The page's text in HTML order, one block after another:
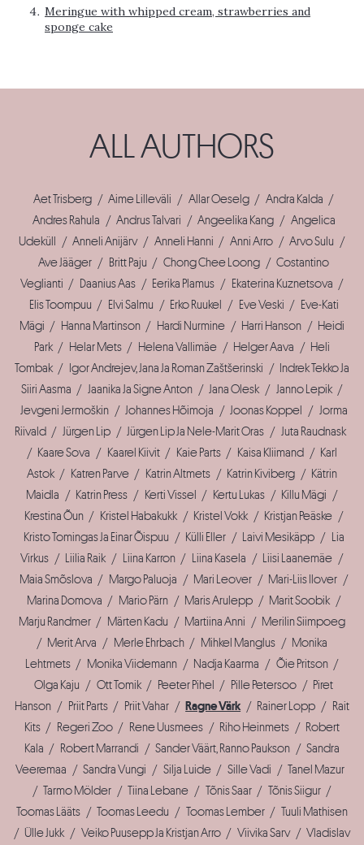
Meringue with whipped cream, strawberries and
sponge cake
ALL AUTHORS
Aet Trisberg / Aime Lilleväli / Allar Oeselg / Andra Kalda /
Andres Rahula / Andrus Talvari / Angeelika Kang / Angelica
Udeküll
/ Anneli Anijärv / Anneli Hanni / Anni Arro / Arvo Sulu /
Ave Jääger / Britt Paju / Chong Chee Loong / Costantino
Veglianti / Daanius Aas / Eerika Plamus / Ekaterina Kuznetsova /
Elis Toompuu / Elvi Salmu / Erko Ruukel / Eve Veski / Eve-Kati
Mägi / Hanna Martinson / Hardi Nurmine / Harri Hanson / Heidi
Park / Helar Mets / Helena Vallimäe / Helger Aava / Heli
Tombak / Igor Andrejev, Jana Ja Roman Zaštšerinski /
Indrek Tekko Ja
Siiri Aasma / Jaanika Ja Signe Anton / Jana Olesk / Janno Lepik /
Jevgeni Jermoškin / Johannes Hõimoja / Joonas Koppel / Jorma
Riivald / Jürgen Lip / Jürgen Lip Ja Nele-Marit Oras / Juta Raudnask
/ Kaare Sova / Kaarel Kiivit / Kaie Parts / Kaisa Kliimand / Karl
Astok / Katren Parve / Katrin Altmets / Katrin Kiviberg / Kätrin
Maidla / Katrin Press / Kerti Vissel / Kertu Lukas / Killu Mägi /
Krestina Õun / Kristel Habakukk / Kristel Vokk / Kristjan Peäske /
Kristo Tomingas Ja Einar Õispuu / Külli Eller / Laivi Mesikäpp / Lia
Virkus / Liilia Raik / Liina Karron / Liina Kasela / Liisi Laanemäe /
Maia Smõslova / Margo Paluoja / Mari Leover / Mari-Liis Ilover /
Marina Domova / Mario Pärn / Maris Arulepp / Marit Soobik /
Marju Randmer / Märten Kadu / Martiina Anni / Merilin Siimpoeg
/ Merit Arva / Merle Ehrbach / Mihkel Manglus / Monika
Lehtmets / Monika Viidemann / Nadja Kaarma / Õie Pritson /
Olga Kaju / Ott Tomik / Peeter Pihel / Pille Petersoo / Piret
Hanson / Priit Parts / Priit Vahar / Ragne Värk / Rainer Lopp / Rait
Kits / Regeri Zoo / Rene Uusmees / Riho Heinmets / Robert
Kala / Robert Marrandi / Sander Väärt, Ranno Paukson / Sandra
Veeremaa / Sandra Vungi / Silja Luide / Sille Vadi / Tanel Mazur
/ Tarmo Mölder / Tiina Lebane / Tõnis Saar / Tõnis Siigur /
Toomas Lääts / Toomas Leedu / Toomas Lember / Tuuli Mathisen
/ Ülle Jukk / Veiko Puusepp Ja Kristjan Arro / Viivika Sarv / Vladislav